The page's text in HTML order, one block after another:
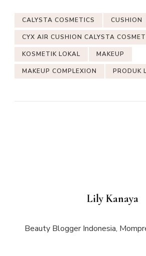
CALYSTA COSMETICS CUSHION
CYX AIR CUSHION CALYSTA
KOSMETIK LOKAL MAKEUP
MAKEUP COMPLEXION PRODUK
Lily Kanaya
Beauty Blogger Indonesia,